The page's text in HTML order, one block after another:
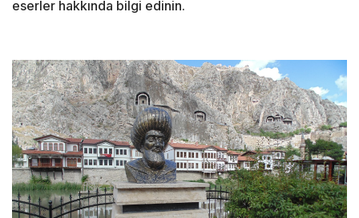
eserler hakkında bilgi edinin.